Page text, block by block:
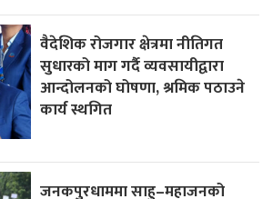
वैदेशिक रोजगार क्षेत्रमा नीतिगत
सुधारको माग गर्दै व्यवसायीद्वारा
आन्दोलनको घोषणा, श्रमिक पठाउने
कार्य स्थगित
जनकपुरधाममा साहु–महाजनको